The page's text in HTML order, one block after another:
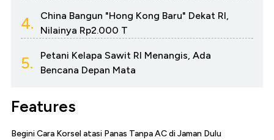
4.
China Bangun "Hong Kong Baru" Dekat RI,
Nilainya Rp2.000 T
5.
Petani Kelapa Sawit RI Menangis, Ada
Bencana Depan Mata
Features
Begini Cara Korsel atasi Panas Tanpa AC di Jaman Dulu